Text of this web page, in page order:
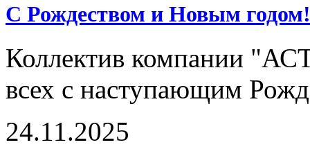
С Рождеством и Новым годом!
Коллектив компании
всех с наступающим
24.11.2025